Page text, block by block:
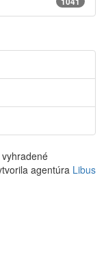
agentúra Libus